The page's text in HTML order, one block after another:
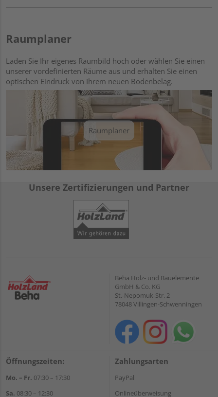
Raumplaner
Laden Sie Ihr eigenes Raumbild hoch oder wählen Sie einen
unserer vordefinierten Räume aus und erhalten Sie einen
optischen Eindruck von Ihrem neuen Bodenbelag.
Raumplaner
Unsere Zertifizierungen und Partner
Beha Holz- und Bauelemente
GmbH & Co. KG
St.-Nepomuk-Str. 2
78048 Villingen-Schwenningen
Öffnungszeiten:
Mo. – Fr. 07:30 – 17:30
Sa. 08:30 – 12:30
Zahlungsarten
PayPal
Onlineüberweisung